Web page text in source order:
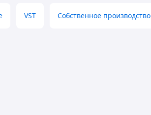
VST Собственное производство